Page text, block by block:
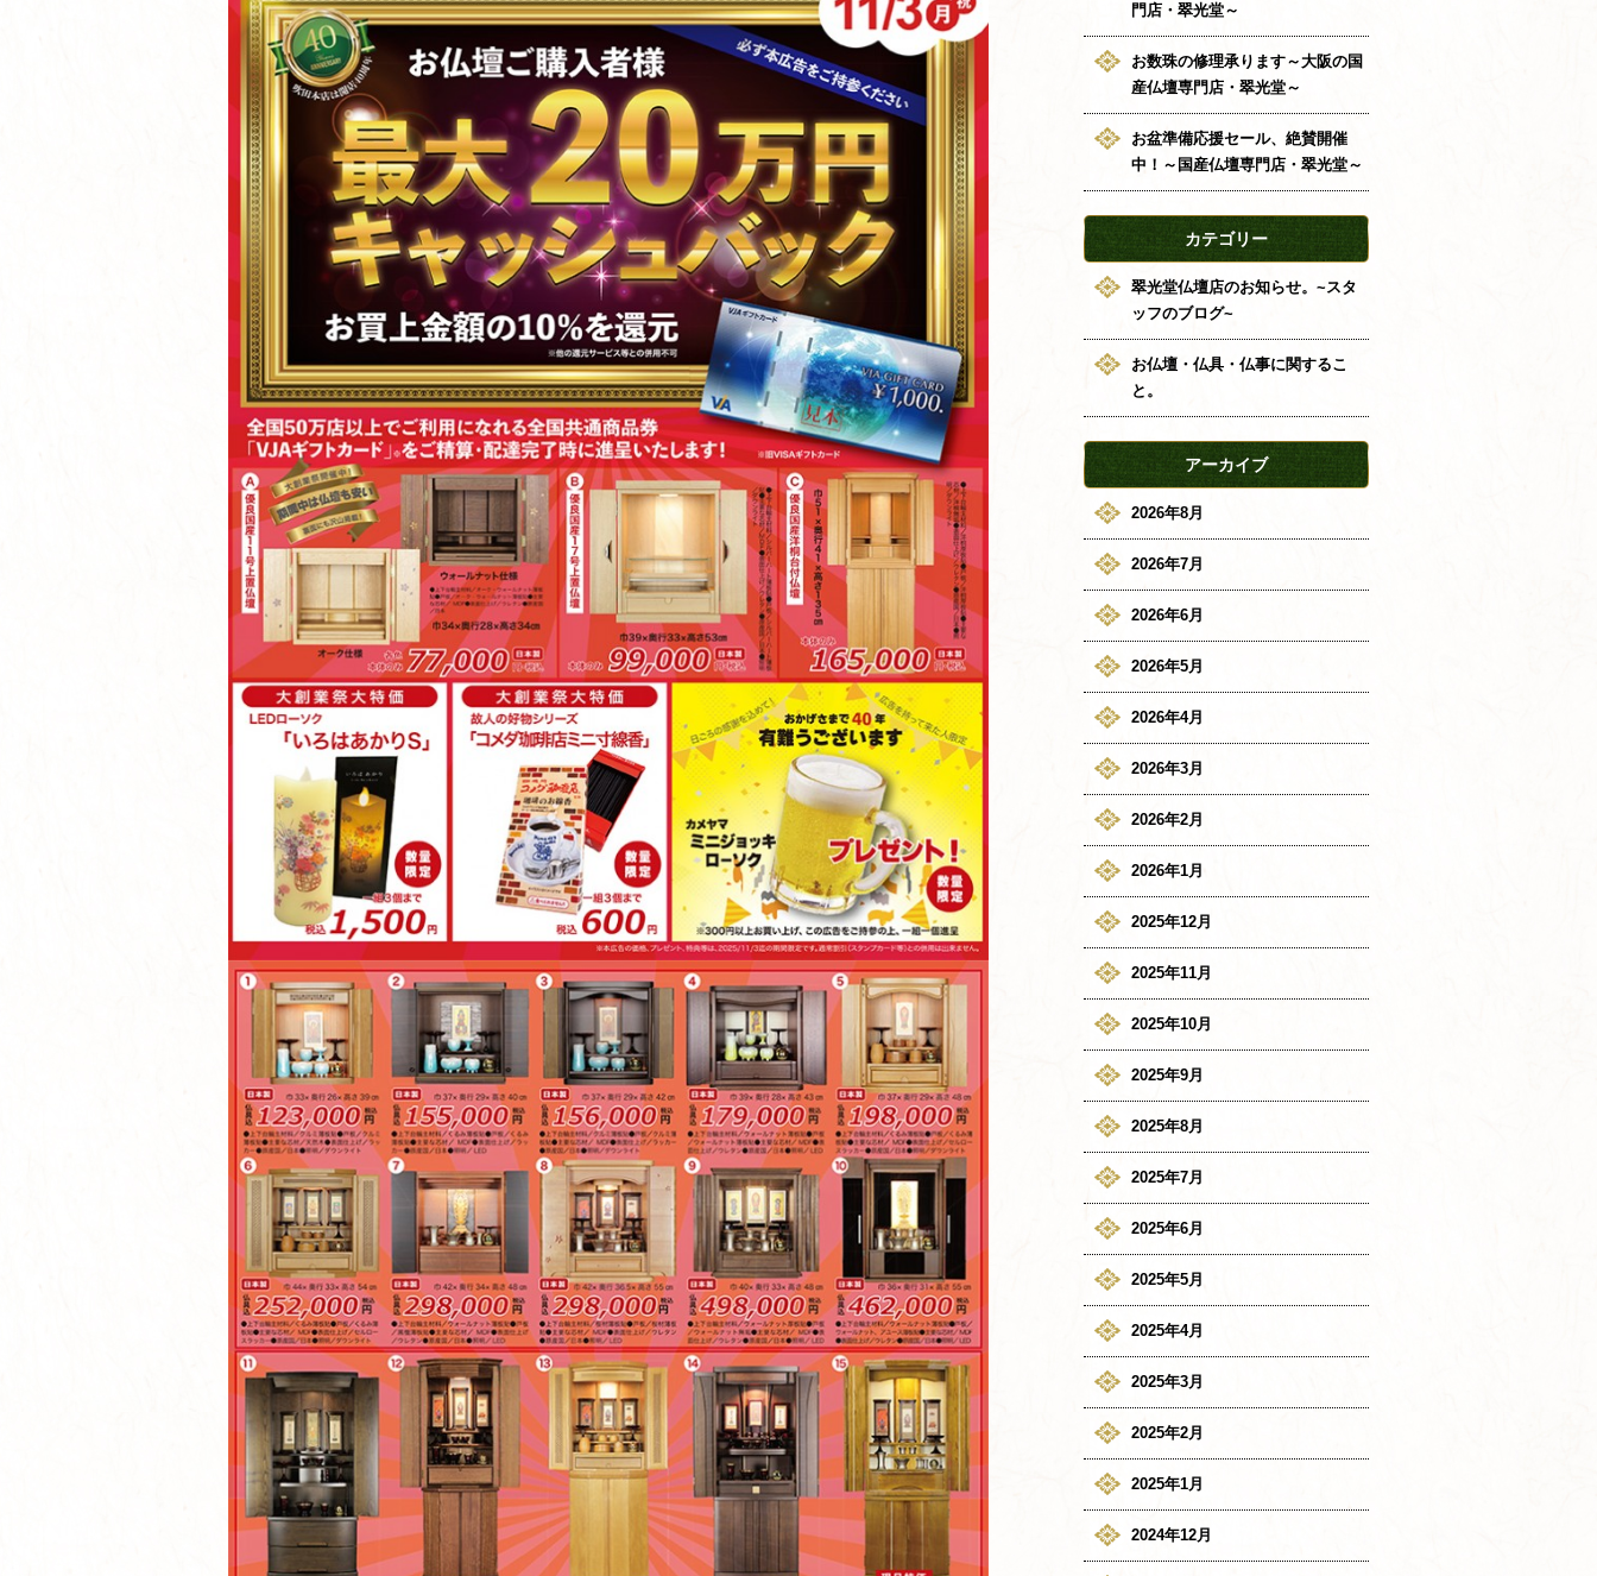
門店・翠光堂～
お数珠の修理承ります～大阪の国
産仏壇専門店・翠光堂～
お盆準備応援セール、絶賛開催
中！～国産仏壇専門店・翠光堂～
カテゴリー
翠光堂仏壇店のお知らせ。~スタ
ッフのブログ~
お仏壇・仏具・仏事に関するこ
と。
アーカイブ
2026年8月
2026年7月
2026年6月
2026年5月
2026年4月
2026年3月
2026年2月
2026年1月
2025年12月
2025年11月
2025年10月
2025年9月
2025年8月
2025年7月
2025年6月
2025年5月
2025年4月
2025年3月
2025年2月
2025年1月
2024年12月